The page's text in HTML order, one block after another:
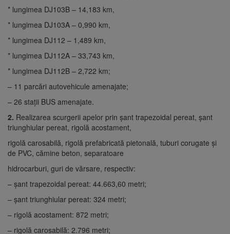
* lungimea DJ103B – 14,183 km,
* lungimea DJ103A – 0,990 km,
* lungimea DJ112 – 1,489 km,
* lungimea DJ112A – 33,743 km,
* lungimea DJ112B – 2,722 km;
– 11 parcări autovehicule amenajate;
– 26 stații BUS amenajate.
2. Realizarea scurgerii apelor prin șant trapezoidal pereat, șant
triunghiular pereat, rigolă acostament,
rigolă carosabilă, rigolă prefabricată pietonală, tuburi corugate şi
de PVC, cămine beton, separatoare
hidrocarburi, guri de vărsare, respectiv:
– șant trapezoidal pereat: 44.663,60 metri;
– șant triunghiular pereat: 324 metri;
– rigolă acostament: 872 metri;
– rigolă carosabilă: 2.796 metri;